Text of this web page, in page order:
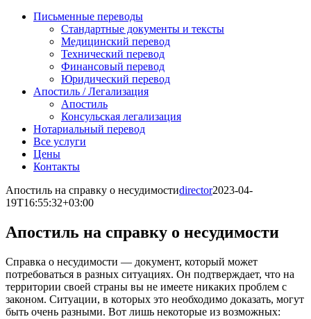
Письменные переводы
Стандартные документы и тексты
Медицинский перевод
Технический перевод
Финансовый перевод
Юридический перевод
Апостиль / Легализация
Апостиль
Консульская легализация
Нотариальный перевод
Все услуги
Цены
Контакты
Апостиль на справку о несудимостиdirector2023-04-
19T16:55:32+03:00
Апостиль на справку о несудимости
Справка о несудимости — документ, который может
потребоваться в разных ситуациях. Он подтверждает, что на
территории своей страны вы не имеете никаких проблем с
законом. Ситуации, в которых это необходимо доказать, могут
быть очень разными. Вот лишь некоторые из возможных: